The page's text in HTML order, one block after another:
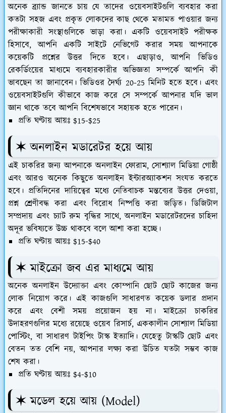
অনেক ব্র্যান্ড জানতে চায় যে তাদের ওয়েবসাইটগুলি ব্যবহার করা
কতটা সহজ এবং প্রকৃত লোকদের কাছ থেকে মতামত পাওয়ার জন্য
পরীক্ষাকারী সংস্থাগুলিকে ভাড়া করা। একটি ওয়েবসাইট পরীক্ষক
হিসাবে, আপনি একটি সাইটে নেভিগেট করার সময় আপনাকে
কয়েকটি প্রশ্নের উত্তর দিতে হবে। এছাড়াও, আপনি ভিডিও
রেকর্ডিংয়ের মাধ্যমে ব্যবহারকারীর অভিজ্ঞতা সম্পর্কে আপনি কী
ভাবছেন তা জানাবেন। ভিডিওর দৈর্ঘ্য 20-25 মিনিট হতে হবে। এবং
ওয়েবসাইটগুলি কীভাবে কাজ করে সে সম্পর্কে আপনার যদি ভাল
জ্ঞান থাকে তবে আপনি বিশেষভাবে সহায়ক হতে পারেন।
প্রতি ঘণ্টায় আয়ঃ $15-$25
✶ অনলাইন মডারেটর হয়ে আয়
এই চাকরির জন্য আপনাকে অনলাইন ফোরাম, সোশ্যাল মিডিয়া গোষ্ঠী
এবং আরও অনেক কিছুতে অনলাইন ইন্টারঅ্যাকশন সংযত করতে
হবে। প্রতিদিনের দায়িত্বের মধ্যে নেতিবাচক মন্তব্যের উত্তর দেওয়া,
প্রশ্ন শ্রেণীবদ্ধ করা এবং বিরোধ নিষ্পত্তি করা জড়িত। ডিজিটাল
সম্প্রদায় এবং চ্যাট রুম বৃদ্ধির সাথে, অনলাইন মডারেটরদের চাহিদা
অদূর ভবিষ্যতে উচ্চ থাকবে বলে আশা করা হচ্ছে।
প্রতি ঘণ্টায় আয়ঃ $15-$40
✶ মাইক্রো জব এর মাধ্যমে আয়
অনেক অনলাইন উদ্যোক্তা এবং কোম্পানি ছোট ছোট কাজের জন্য
লোক নিয়োগ করে। এই কাজগুলি সাধারণত কয়েক ডলার প্রদান
করে এবং বেশী সময় প্রয়োজন হয় না। মাইক্রো চাকরির
উদাহরণগুলির মধ্যে রয়েছে ওয়েব রিসার্চ, এককালীন সোশ্যাল মিডিয়া
পোস্টিং, বা সাধারণ টাইপিং টাস্ক ইত্যাদি। যেহেতু টাস্কটি ছোট এবং
বেতন তত বেশি নয়, আপনার লক্ষ্য করা উচিত যতটা সম্ভব কাজ
শেষ করা।
প্রতি ঘণ্টায় আয়ঃ $4-$10
✶ মডেল হয়ে আয় (Model)